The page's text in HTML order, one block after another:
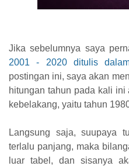
Jika sebelumnya saya
2001 - 2020 ditulis
postingan ini, saya akan
hitungan tahun pada kali
kebelakang, yaitu tahun
Langsung saja, suupaya
terlalu panjang, maka
luar tabel, dan sisanya